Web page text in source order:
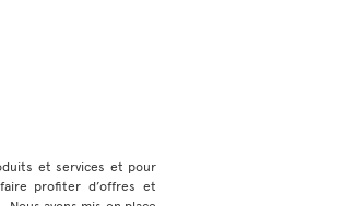
et services et pour
profiter d’offres et